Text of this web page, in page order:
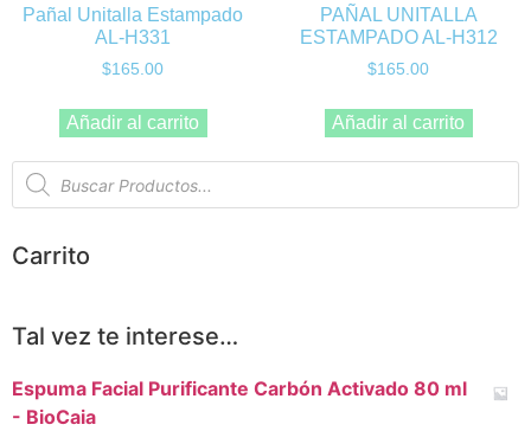
Pañal Unitalla Estampado
AL-H331
$165.00
Añadir al carrito
PAÑAL UNITALLA
ESTAMPADO AL-H312
$165.00
Añadir al carrito
Carrito
Tal vez te interese…
Espuma Facial Purificante Carbón Activado 80 ml
- BioCaia